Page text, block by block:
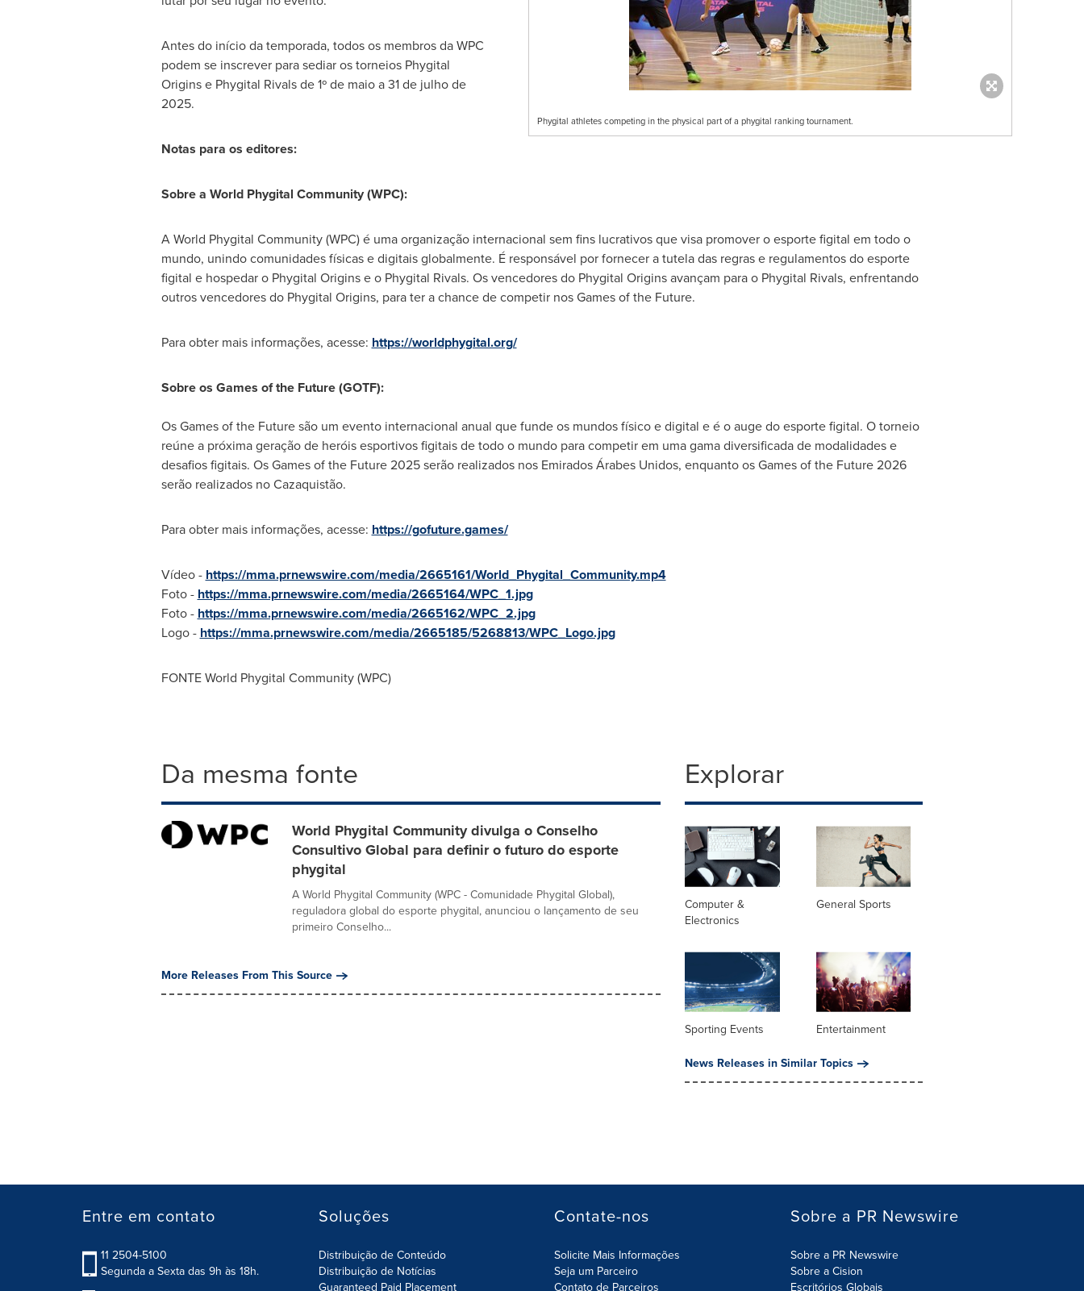
Phygital athletes competing in the physical part of a phygital ranking tournament.
Antes do início da temporada, todos os membros da WPC
podem se inscrever para sediar os torneios Phygital
Origins e Phygital Rivals de 1º de maio a 31 de julho de
2025.
Notas para os editores:
Sobre a World Phygital Community (WPC):
A World Phygital Community (WPC) é uma organização internacional sem fins lucrativos que visa promover o esporte figital em todo o
mundo, unindo comunidades físicas e digitais globalmente. É responsável por fornecer a tutela das regras e regulamentos do esporte
figital e hospedar o Phygital Origins e o Phygital Rivals. Os vencedores do Phygital Origins avançam para o Phygital Rivals, enfrentando
outros vencedores do Phygital Origins, para ter a chance de competir nos Games of the Future.
Para obter mais informações, acesse: https://worldphygital.org/
Sobre os Games of the Future (GOTF):
Os Games of the Future são um evento internacional anual que funde os mundos físico e digital e é o auge do esporte figital. O torneio
reúne a próxima geração de heróis esportivos figitais de todo o mundo para competir em uma gama diversificada de modalidades e
desafios figitais. Os Games of the Future 2025 serão realizados nos Emirados Árabes Unidos, enquanto os Games of the Future 2026
serão realizados no Cazaquistão.
Para obter mais informações, acesse: https://gofuture.games/
Vídeo - https://mma.prnewswire.com/media/2665161/World_Phygital_Community.mp4
Foto - https://mma.prnewswire.com/media/2665164/WPC_1.jpg
Foto - https://mma.prnewswire.com/media/2665162/WPC_2.jpg
Logo - https://mma.prnewswire.com/media/2665185/5268813/WPC_Logo.jpg
FONTE World Phygital Community (WPC)
Da mesma fonte
World Phygital Community divulga o Conselho
Consultivo Global para definir o futuro do esporte
phygital
A World Phygital Community (WPC - Comunidade Phygital Global),
reguladora global do esporte phygital, anunciou o lançamento de seu
primeiro Conselho...
More Releases From This Source
Explorar
Computer &
Electronics
General Sports
Sporting Events
Entertainment
News Releases in Similar Topics
Entre em contato
11 2504-5100
Segunda a Sexta das 9h às 18h.
Soluções
Distribuição de Conteúdo
Distribuição de Notícias
Guaranteed Paid Placement
Contate-nos
Solicite Mais Informações
Seja um Parceiro
Contato de Parceiros
Sobre a PR Newswire
Sobre a PR Newswire
Sobre a Cision
Escritórios Globais